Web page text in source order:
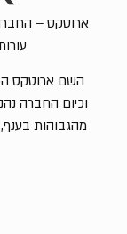
ארוטקס – החברה
השם ארוטקס
וכיום החברה
מהגבוהות